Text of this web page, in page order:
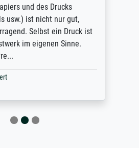
und des Drucks
usw.) ist nicht nur gut,
Selbst ein Druck ist
im eigenen Sinne.